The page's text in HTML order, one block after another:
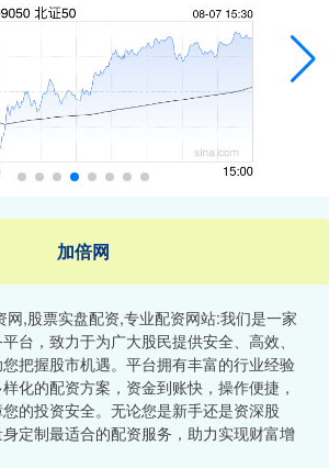
加倍网
网,股票实盘配资,专业配资网站:我们是一家
台，致力于为广大股民提供安全、高效、
把握股市机遇。平台拥有丰富的行业经验
化的配资方案，资金到账快，操作便捷，
的投资安全。无论您是新手还是资深股
定制最适合的配资服务，助力实现财富增